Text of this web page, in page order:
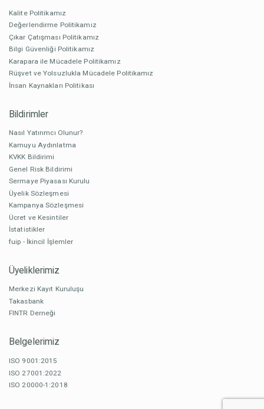
Kalite Politikamız
Değerlendirme Politikamız
Çıkar Çatışması Politikamız
Bilgi Güvenliği Politikamız
Karapara ile Mücadele Politikamız
Rüşvet ve Yolsuzlukla Mücadele Politikamız
İnsan Kaynakları Politikası
Bildirimler
Nasıl Yatırımcı Olunur?
Kamuyu Aydınlatma
KVKK Bildirimi
Genel Risk Bildirimi
Sermaye Piyasası Kurulu
Üyelik Sözleşmesi
Kampanya Sözleşmesi
Ücret ve Kesintiler
İstatistikler
fuip - İkincil İşlemler
Üyeliklerimiz
Merkezi Kayıt Kuruluşu
Takasbank
FINTR Derneği
Belgelerimiz
ISO 9001:2015
ISO 27001:2022
ISO 20000-1:2018